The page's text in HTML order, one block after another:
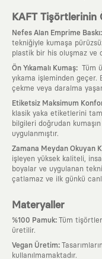
KAFT Tişörtlerinin
Nefes Alan Emprime Baskı:
tekniğiyle kumaşa
plastik bir his oluşmaz ve
Ön Yıkamalı Kumaş: Tüm
yıkama işleminden geçer.
çekme veya daralma
Etiketsiz Maksimum
klasik yaka etiketlerini
bilgileri doğrudan
uygulanmıştır.
Zamana Meydan Okuyan
işleyen yüksek kaliteli,
boyalar ve uygulanan
çatlamaz ve ilk günkü
Materyaller
%100 Pamuk: Tüm
üretilir.
Vegan Üretim:
kullanılmamaktadır.